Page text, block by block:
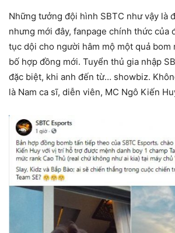
Những tưởng đội hình SBTC như vậy là
nhưng mới đây, fanpage chính thức của
tục dội cho người hâm mộ một quả bom
bố hợp đồng mới. Tuyển thủ gia nhập
đặc biệt, khi anh đến từ… showbiz.
là Nam ca sĩ, diễn viên, MC Ngô Kiến